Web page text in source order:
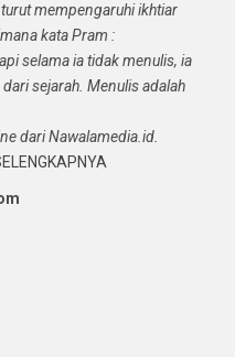
mempengaruhi ikhtiar
kata Pram :
selama ia tidak menulis, ia
sejarah. Menulis adalah
dari Nawalamedia.id.